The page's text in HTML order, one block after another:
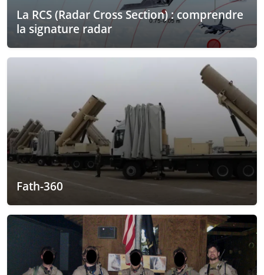
La RCS (Radar Cross Section) : comprendre
la signature radar
Fath-360